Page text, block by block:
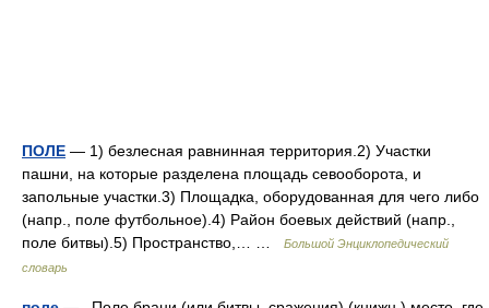
ПОЛЕ — 1) безлесная равнинная территория.2) Участки
пашни, на которые разделена площадь севооборота, и
запольные участки.3) Площадка, оборудованная для чего либо
(напр., поле футбольное).4) Район боевых действий (напр.,
поле битвы).5) Пространство,… …
Большой Энциклопедический
словарь